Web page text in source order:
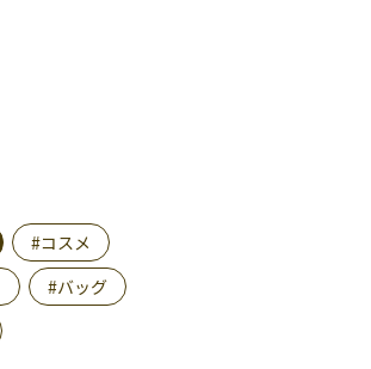
#コスメ
#バッグ